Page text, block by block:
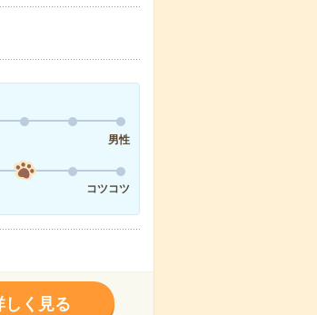
男性
コツコツ
しく見る